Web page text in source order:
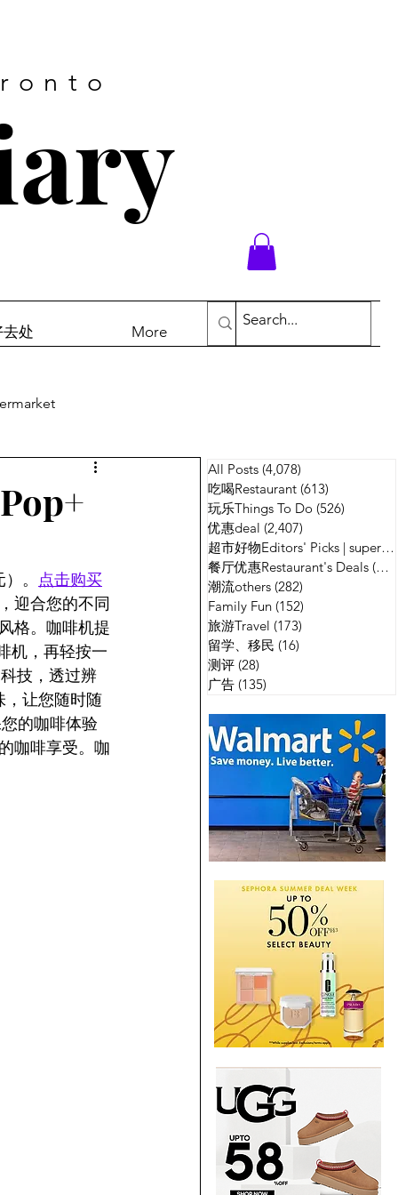
处 More
广告
。 点击购买
迎合您的不同
格。咖啡机提
机，再轻按一
技，透过辨
，让您随时随
的咖啡体验
咖啡享受。咖
All Posts (4,078)
吃喝Restaurant (613)
玩乐Things To Do (526)
优惠deal (2,407)
超市好物Editors' Picks | supermarket
餐厅优惠Restaurant's Deals (134)
潮流others (282)
Family Fun (152)
旅游Travel (173)
留学、移民 (16)
测评 (28)
广告 (135)